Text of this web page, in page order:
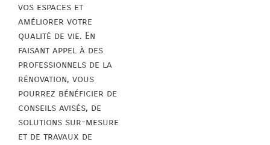
vos espaces et
améliorer votre
qualité de vie. En
faisant appel à des
professionnels de la
rénovation, vous
pourrez bénéficier de
conseils avisés, de
solutions sur-mesure
et de travaux de